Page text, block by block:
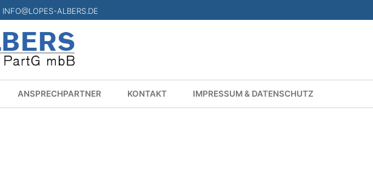
INFO@LOPES-ALBERS.DE
ANSPRECHPARTNER KONTAKT IMPRESSUM & DATENSCHUTZ